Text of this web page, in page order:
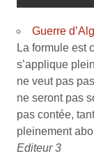
Guerre
La formule est
s’applique
ne veut pas
ne seront pas
pas contée,
pleinement
Editeur 3